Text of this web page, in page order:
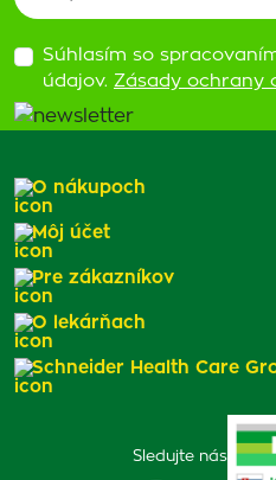
Súhlasím so
údajov. Zásady ochrany
Sledujte nás
O nákupoch
Môj účet
Pre zákazníkov
O lekárňach
Schneider Health Care